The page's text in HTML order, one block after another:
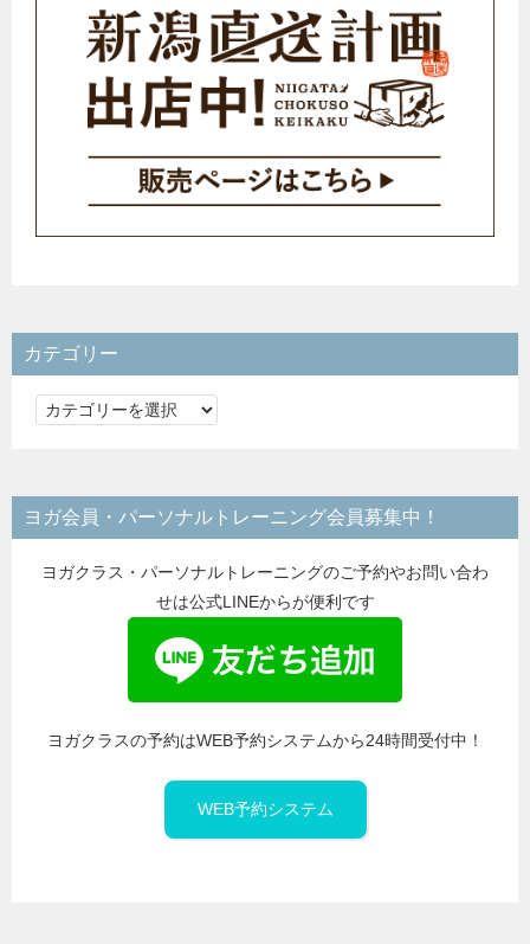
カテゴリー
カ
リ
ー
ヨガ会員・パーソナルトレーニング会員募集中！
ヨガクラス・パーソナルトレーニングのご予約やお問い合わ
せは公式LINEからが便利です
ヨガクラスの予約はWEB予約システムから24時間受付中！
WEB予約システム